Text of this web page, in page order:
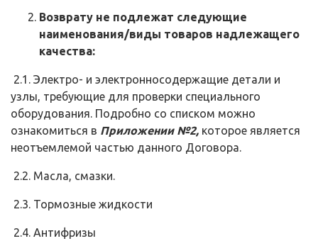
Возврату не подлежат следующие
наименования/виды товаров надлежащего
качества:
2.1. Электро- и электронносодержащие детали и
узлы, требующие для проверки специального
оборудования. Подробно со списком можно
ознакомиться в Приложении №2, которое является
неотъемлемой частью данного Договора.
2.2. Масла, смазки.
2.3. Тормозные жидкости
2.4. Антифризы